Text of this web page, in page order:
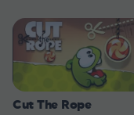
Cut The Rope